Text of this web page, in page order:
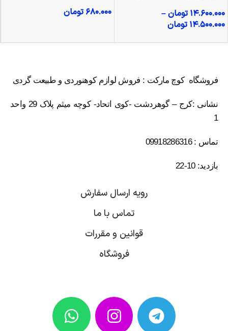
۱۴.۶۰۰.۰۰۰ تومان–
۱۴.۵۰۰.۰۰۰ تومان
۶۸۰.۰۰۰ تومان
فروشگاه کوچ مارکت : فروش لوازم کوهنوردی و طبیعت گردی
نشانی :کرج – گوهردشت -کوی اتحاد- کوچه میثم پلاک 29 واحد
1
تماس : 09918286316
بازدید: 10-22
رویه ارسال سفارش
تماس با ما
قوانین و مقررات
فروشگاه